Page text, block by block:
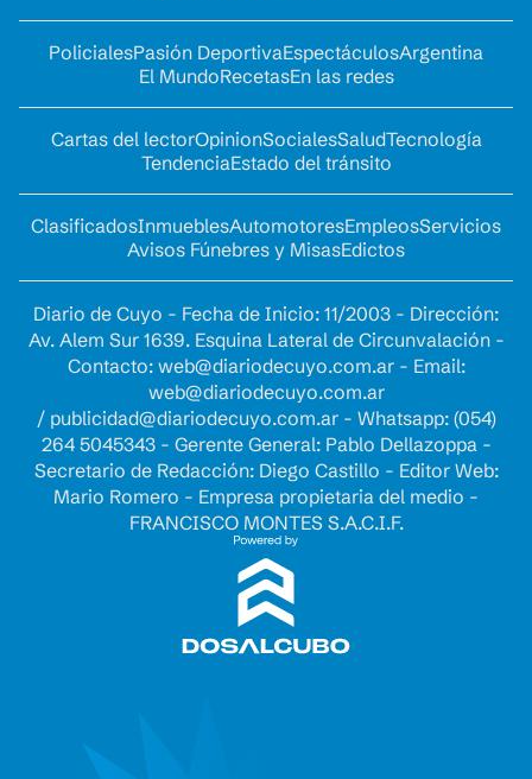
PolicialesPasión DeportivaEspectáculosArgentina
El MundoRecetasEn las redes
Cartas del lectorOpinionSocialesSaludTecnología
TendenciaEstado del tránsito
ClasificadosInmueblesAutomotoresEmpleosServicios
Avisos Fúnebres y MisasEdictos
Diario de Cuyo - Fecha de Inicio: 11/2003 - Dirección:
Av. Alem Sur 1639. Esquina Lateral de Circunvalación -
Contacto: web@diariodecuyo.com.ar- Email:
web@diariodecuyo.com.ar
/ publicidad@diariodecuyo.com.ar- Whatsapp: (054)
264 5045343 - Gerente General: Pablo Dellazoppa -
Secretario de Redacción: Diego Castillo - Editor Web:
Mario Romero - Empresa propietaria del medio -
FRANCISCO MONTES S.A.C.I.F.